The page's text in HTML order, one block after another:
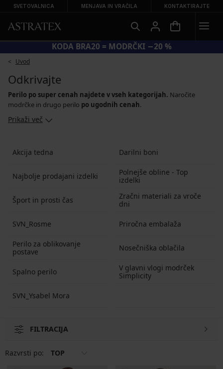
SVETOVALNICA MENJAVA IN VRAČILA KONTAKTIRAJTE
KODA BRA20 = MODRČKI −20 %
Uvod
Odkrivajte
Perilo po super cenah najdete v vseh kategorijah. Naročite
modrčke in drugo perilo po ugodnih cenah.
Prikaži več
Akcija tedna Darilni boni
Najbolje prodajani izdelki
Polnejše obline - Top
izdelki
Šport in prosti čas
Zračni materiali za vroče
dni
SVN_Rosme Priročna embalaža
Perilo za oblikovanje
postave
Nosečniška oblačila
Spalno perilo
V glavni vlogi modrček
Simplicity
SVN_Ysabel Mora
FILTRACIJA
Razvrsti po: TOP